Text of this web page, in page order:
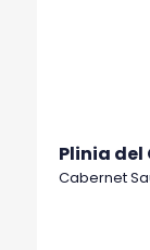
Plinia del
Cabernet